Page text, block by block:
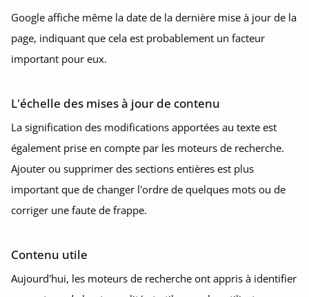
Google affiche même la date de la dernière mise à jour de la
page, indiquant que cela est probablement un facteur
important pour eux.
L'échelle des mises à jour de contenu
La signification des modifications apportées au texte est
également prise en compte par les moteurs de recherche.
Ajouter ou supprimer des sections entières est plus
important que de changer l'ordre de quelques mots ou de
corriger une faute de frappe.
Contenu utile
Aujourd'hui, les moteurs de recherche ont appris à identifier